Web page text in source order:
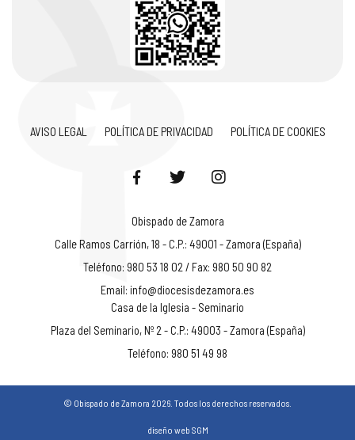
AVISO LEGAL POLÍTICA DE PRIVACIDAD POLÍTICA DE COOKIES
Obispado de Zamora
Calle Ramos Carrión, 18 - C.P.: 49001 - Zamora (España)
Teléfono: 980 53 18 02 / Fax: 980 50 90 82
Email: info@diocesisdezamora.es
Casa de la Iglesia - Seminario
Plaza del Seminario, Nº 2 - C.P.: 49003 - Zamora (España)
Teléfono: 980 51 49 98
© Obispado de Zamora 2026. Todos los derechos reservados.
diseño web SGM